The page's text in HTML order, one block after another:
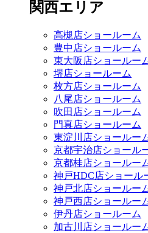
関西エリア
高槻店ショールーム
豊中店ショールーム
東大阪店ショールー
堺店ショールーム
枚方店ショールーム
八尾店ショールーム
吹田店ショールーム
門真店ショールーム
東淀川店ショールー
京都宇治店ショール
京都桂店ショールー
神戸HDC店ショール
神戸北店ショールー
神戸西店ショールー
伊丹店ショールーム
加古川店ショールー